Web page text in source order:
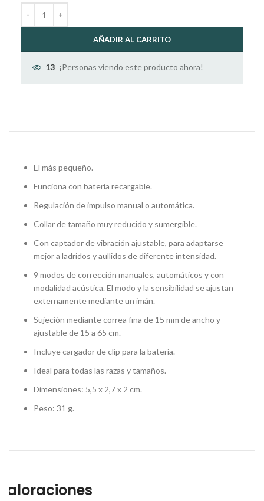
AÑADIR AL CARRITO
13 ¡Personas viendo este producto ahora!
El más pequeño.
Funciona con batería recargable.
Regulación de impulso manual o automática.
Collar de tamaño muy reducido y sumergible.
Con captador de vibración ajustable, para adaptarse
mejor a ladridos y aullidos de diferente intensidad.
9 modos de corrección manuales, automáticos y con
modalidad acústica. El modo y la sensibilidad se ajustan
externamente mediante un imán.
Sujeción mediante correa fina de 15 mm de ancho y
ajustable de 15 a 65 cm.
Incluye cargador de clip para la batería.
Ideal para todas las razas y tamaños.
Dimensiones: 5,5 x 2,7 x 2 cm.
Peso: 31 g.